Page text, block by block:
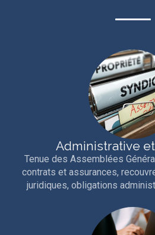
Administrative
Tenue des Assemblées
contrats et assurances,
juridiques, obligations